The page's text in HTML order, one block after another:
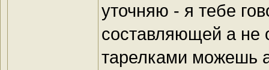
уточняю - я тебе
составляющей а
тарелками можешь